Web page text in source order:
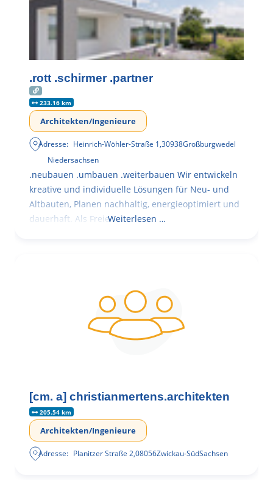
.rott .schirmer .partner
233.16 km
Architekten/Ingenieure
Adresse: Heinrich-Wöhler-Straße 1,30938Großburgwedel
Niedersachsen
.neubauen .umbauen .weiterbauen Wir entwickeln
kreative und individuelle Lösungen für Neu- und
Altbauten, Planen nachhaltig, energieoptimiert und
dauerhaft. Als FreieWeiterlesen …
[cm. a] christianmertens.architekten
205.54 km
Architekten/Ingenieure
Adresse: Planitzer Straße 2,08056Zwickau-SüdSachsen